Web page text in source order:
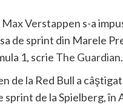
Max Verstappen s-a
de sprint din Marele
1, scrie The Guardian.
de la Red Bull a
sprint de la Spielberg, în